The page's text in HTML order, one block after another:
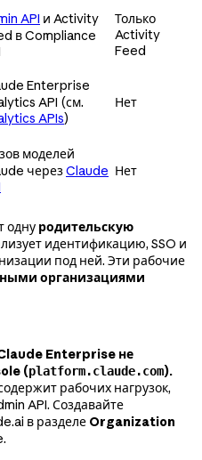
API и Activity
в Compliance
Только
Activity
Feed
Enterprise
API (см.
APIs)
Нет
моделей
черезClaude Нет
одну родительскую
идентификацию, SSO и
под ней. Эти рабочие
организациями
Enterprise не
(platform.claude.com).
рабочих нагрузок,
API. Создавайте
в разделе Organization